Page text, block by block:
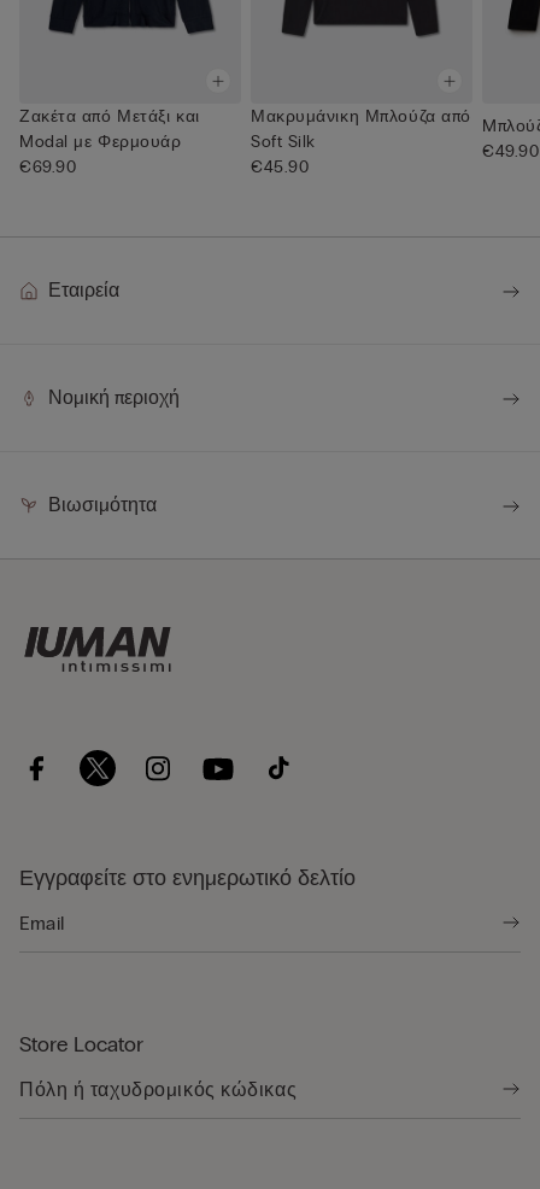
Ζακέτα από Μετάξι και
Modal με Φερμουάρ
€69.90
Μακρυμάνικη Μπλούζα από
Soft Silk
€45.90
€49.90
Εταιρεία
Νομική περιοχή
Βιωσιμότητα
Εγγραφείτε στο ενημερωτικό δελτίο
Store Locator